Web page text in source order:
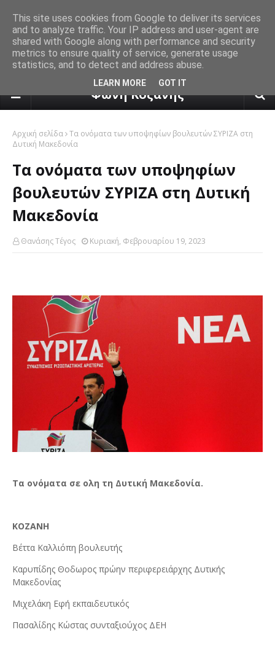
πρόγνωση καιρού από το
Φωνή Κοζάνης
Αρχική σελίδα Tα ονόματα των υποψηφίων βουλευτών ΣΥΡΙΖΑ στη
Δυτική Μακεδονία
Tα ονόματα των υποψηφίων
βουλευτών ΣΥΡΙΖΑ στη Δυτική
Μακεδονία
Θανάσης Τέγος Κυριακή, Φεβρουαρίου 19, 2023
Τα ονόματα σε ολη τη Δυτική Μακεδονία.
ΚΟΖΑΝΗ
Βέττα Καλλιόπη βουλευτής
Καρυπίδης Θοδωρος πρώην περιφερειάρχης Δυτικής
Μακεδονίας
Μιχελάκη Εφή εκπαιδευτικός
Πασαλίδης Κώστας συνταξιούχος ΔΕΗ
This site uses cookies from Google to deliver its services
and to analyze traffic. Your IP address and user-agent are
shared with Google along with performance and security
metrics to ensure quality of service, generate usage
statistics, and to detect and address abuse.
LEARN MORE GOT IT